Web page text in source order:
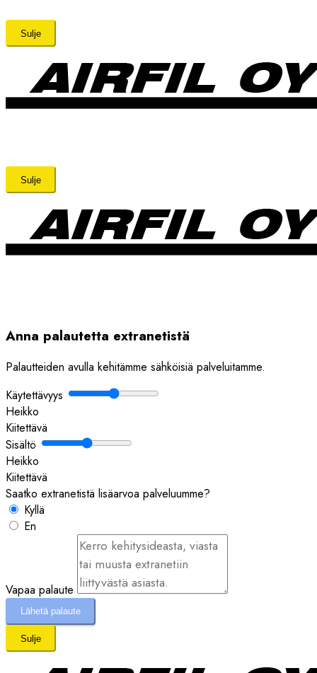
Sulje
Sulje
Anna palautetta extranetistä
Palautteiden avulla kehitämme sähköisiä palveluitamme.
Käytettävyys
Heikko
Kiitettävä
Sisältö
Heikko
Kiitettävä
Saatko extranetistä lisäarvoa palveluumme?
Kyllä
En
Vapaa palaute
Lähetä palaute
Sulje